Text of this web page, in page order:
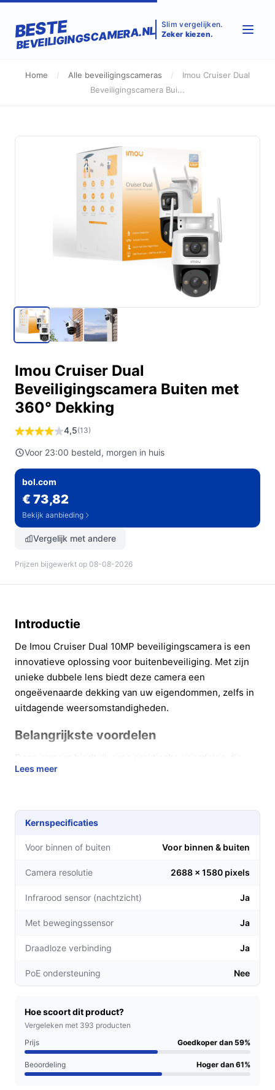
BESTE
BEVEILIGINGSCAMERA.NL Slim vergelijken.
Zeker kiezen.
Home / Alle beveiligingscameras /
Imou Cruiser Dual
Beveiligingscamera Bui...
Imou Cruiser Dual
Beveiligingscamera Buiten met
360° Dekking
4,5(13)
Voor 23:00 besteld, morgen in huis
bol.com
€ 73,82
Bekijk aanbieding
Vergelijk met andere
Prijzen bijgewerkt op 08-08-2026
Introductie
De Imou Cruiser Dual 10MP beveiligingscamera is een
innovatieve oplossing voor buitenbeveiliging. Met zijn
unieke dubbele lens biedt deze camera een
ongeëvenaarde dekking van uw eigendommen, zelfs in
uitdagende weersomstandigheden.
Belangrijkste voordelen
bijdragen aan uw gemoedsrust.
de dubbele lens kunt u twee gebieden tegelijk in
de gaten houden, ideaal voor grote tuinen of
ingangen.
u niet alleen mensen, maar ook voertuigen
bezoekers tijdig worden herkend.
Kleurennachtzicht:
donker duidelijke beelden te krijgen, wat uw
Voor welke doelgroep?
De Imou Cruiser Dual is geschikt voor huiseigenaren die
hun woning willen beveiligen, maar ook voor kleine
bedrijven die toezicht willen houden op hun terrein. Het
gebruiksgemak maakt het ideaal voor iedereen,
ongeacht technische vaardigheden.
Lees meer
Kernspecificaties
Voor binnen of buiten Voor binnen & buiten
Camera resolutie 2688 x 1580 pixels
Infrarood sensor (nachtzicht) Ja
Met bewegingssensor Ja
Draadloze verbinding Ja
PoE ondersteuning Nee
Hoe scoort dit product?
Vergeleken met 393 producten
Prijs
Goedkoper dan 59%
Beoordeling Hoger dan 61%